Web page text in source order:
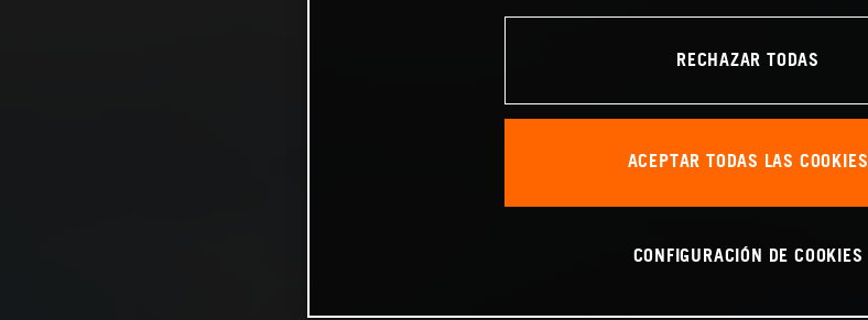
RECHAZAR TODAS
ACEPTAR TODAS LAS COOKIES
CONFIGURACIÓN DE COOKIES